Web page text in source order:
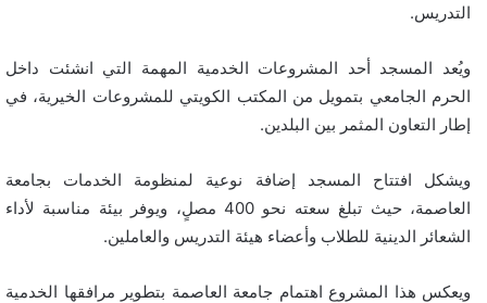
التدريس.
ويُعد المسجد أحد المشروعات الخدمية المهمة التي انشئت داخل
الحرم الجامعي بتمويل من المكتب الكويتي للمشروعات الخيرية، في
إطار التعاون المثمر بين البلدين.
ويشكل افتتاح المسجد إضافة نوعية لمنظومة الخدمات بجامعة
العاصمة، حيث تبلغ سعته نحو 400 مصلٍ، ويوفر بيئة مناسبة لأداء
الشعائر الدينية للطلاب وأعضاء هيئة التدريس والعاملين.
ويعكس هذا المشروع اهتمام جامعة العاصمة بتطوير مرافقها الخدمية